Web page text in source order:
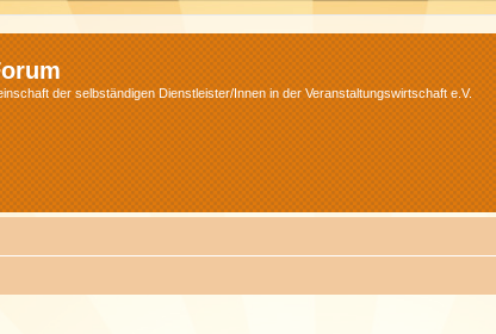
der selbständigen Dienstleister/Innen in der Veranstaltungswirtschaft e.V.